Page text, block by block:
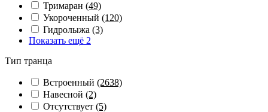
Тримаран (49)
Укороченный (120)
Гидролыжа (3)
Показать ещё 2
Тип транца
Встроенный (2638)
Навесной (2)
Отсутствует (5)